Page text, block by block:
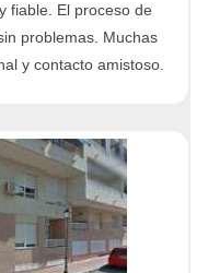
fiable. El proceso de
problemas. Muchas
y contacto amistoso.